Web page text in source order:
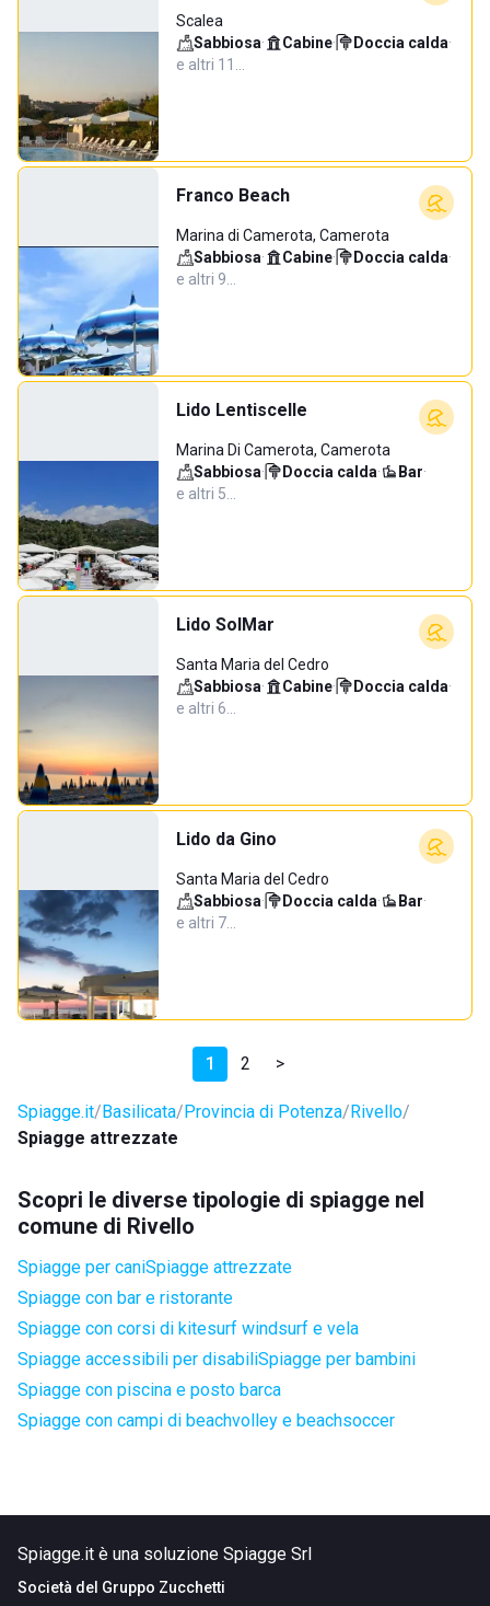
Scalea
Sabbiosa· Cabine· Doccia calda·
e altri 11…
Franco Beach
Marina di Camerota, Camerota
Sabbiosa· Cabine· Doccia calda·
e altri 9…
Lido Lentiscelle
Marina Di Camerota, Camerota
Sabbiosa· Doccia calda· Bar·
e altri 5…
Lido SolMar
Santa Maria del Cedro
Sabbiosa· Cabine· Doccia calda·
e altri 6…
Lido da Gino
Santa Maria del Cedro
Sabbiosa· Doccia calda· Bar·
e altri 7…
1 2 >
Spiagge.it Basilicata Provincia di Potenza Rivello
Spiagge attrezzate
Scopri le diverse tipologie di spiagge nel
comune di Rivello
Spiagge per caniSpiagge attrezzate
Spiagge con bar e ristorante
Spiagge con corsi di kitesurf windsurf e vela
Spiagge accessibili per disabiliSpiagge per bambini
Spiagge con piscina e posto barca
Spiagge con campi di beachvolley e beachsoccer
Spiagge.it è una soluzione Spiagge Srl
Società del Gruppo Zucchetti